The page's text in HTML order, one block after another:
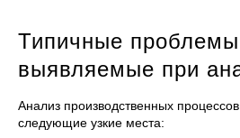
Типичные
выявляемые при
Анализ производственных
следующие узкие места: